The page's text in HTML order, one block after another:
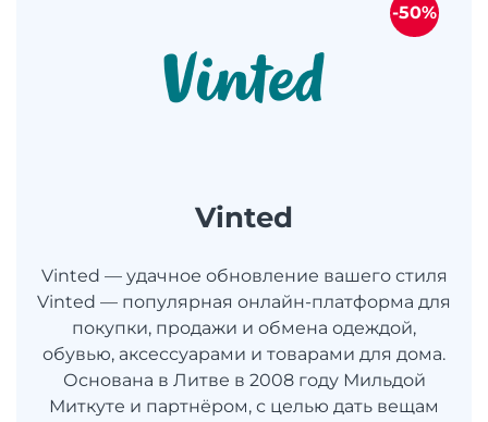
Vinted
Vinted — удачное обновление вашего стиля
Vinted — популярная онлайн-платформа для
покупки, продажи и обмена одеждой,
обувью, аксессуарами и товарами для дома.
Основана в Литве в 2008 году Мильдой
Миткуте и партнёром, с целью дать вещам
-50%